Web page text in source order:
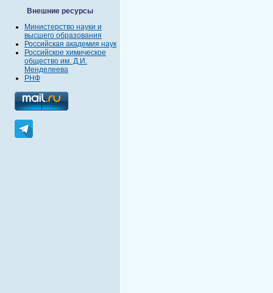
Внешние ресурсы
Министерство науки и
высшего образования
Российская академия наук
Российское химическое
общество им. Д.И.
Менделеева
РНФ